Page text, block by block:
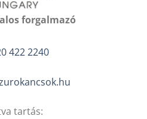
forgalmazó
422 2240
tartás: